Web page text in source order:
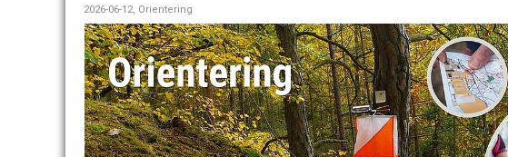
2026-06-12, Orientering